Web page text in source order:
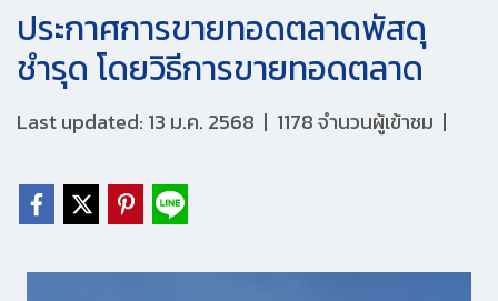
ประกาศการขายทอดตลาดพัสดุ
ชำรุด โดยวิธีการขายทอดตลาด
Last updated: 13 ม.ค. 2568 | 1178 จำนวนผู้เข้าชม |